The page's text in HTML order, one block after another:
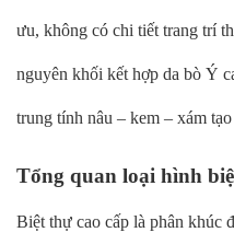
ưu, không có chi tiết trang trí
nguyên khối kết hợp da bò Ý
trung tính nâu – kem – xám
Tổng quan loại hình
Biệt thự cao cấp là phân khúc